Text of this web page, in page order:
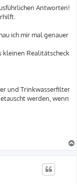
Antworten!
ich mir mal genauer
kleinen Realitätscheck
und Trinkwasserfilter
werden, wenn